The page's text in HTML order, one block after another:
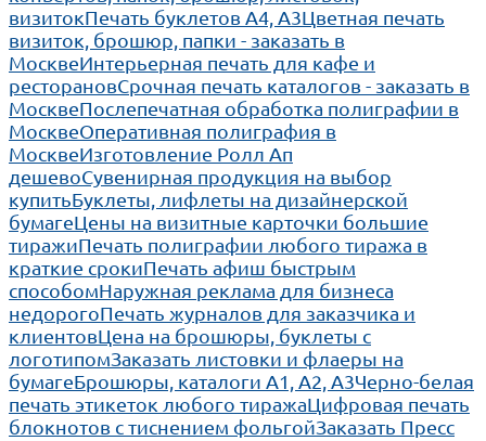
визитокПечать буклетов А4, А3Цветная печать
визиток, брошюр, папки - заказать в
МосквеИнтерьерная печать для кафе и
ресторановСрочная печать каталогов - заказать в
МосквеПослепечатная обработка полиграфии в
МосквеОперативная полиграфия в
МосквеИзготовление Ролл Ап
дешевоСувенирная продукция на выбор
купитьБуклеты, лифлеты на дизайнерской
бумагеЦены на визитные карточки большие
тиражиПечать полиграфии любого тиража в
краткие срокиПечать афиш быстрым
способомНаружная реклама для бизнеса
недорогоПечать журналов для заказчика и
клиентовЦена на брошюры, буклеты с
логотипомЗаказать листовки и флаеры на
бумагеБрошюры, каталоги А1, А2, А3Черно-белая
печать этикеток любого тиражаЦифровая печать
блокнотов с тиснением фольгойЗаказать Пресс